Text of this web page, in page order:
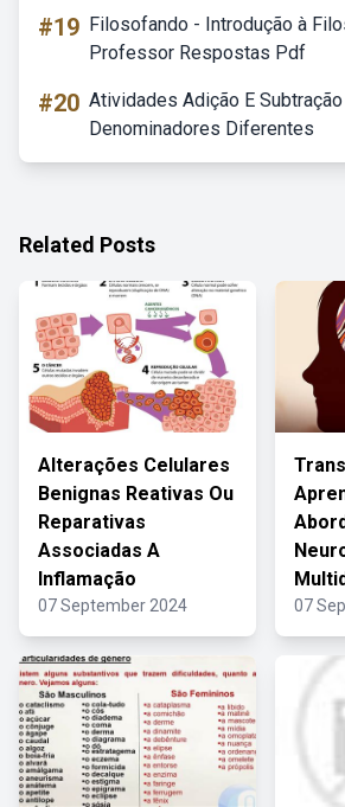
#19 Filosofando - Introdução à
Professor Respostas Pdf
#20 Atividades Adição E
Denominadores Diferentes
Related Posts
Alterações Celulares
Benignas Reativas Ou
Reparativas
Associadas A
Inflamação
07 September 2024 07